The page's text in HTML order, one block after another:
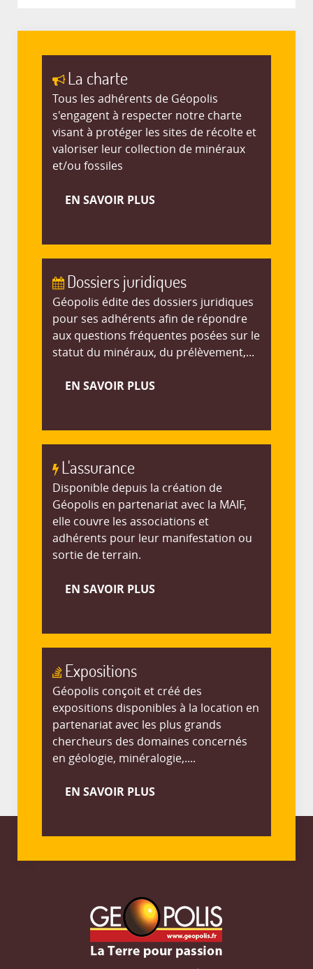
La charte
Tous les adhérents de Géopolis
s'engagent à respecter notre charte
visant à protéger les sites de récolte et
valoriser leur collection de minéraux
et/ou fossiles
EN SAVOIR PLUS
Dossiers juridiques
Géopolis édite des dossiers juridiques
pour ses adhérents afin de répondre
aux questions fréquentes posées sur le
statut du minéraux, du prélèvement,...
EN SAVOIR PLUS
L'assurance
Disponible depuis la création de
Géopolis en partenariat avec la MAIF,
elle couvre les associations et
adhérents pour leur manifestation ou
sortie de terrain.
EN SAVOIR PLUS
Expositions
Géopolis conçoit et créé des
expositions disponibles à la location en
partenariat avec les plus grands
chercheurs des domaines concernés
en géologie, minéralogie,....
EN SAVOIR PLUS